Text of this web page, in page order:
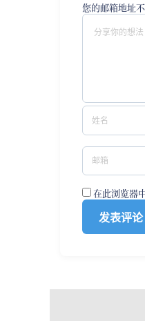
您的邮箱地址不
在此浏览器